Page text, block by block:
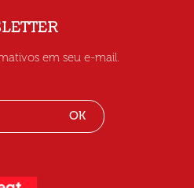
em seu e-mail.
OK